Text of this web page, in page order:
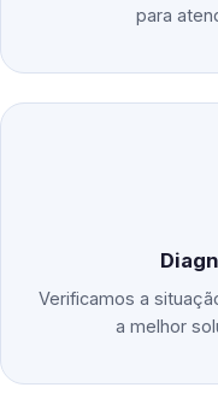
para
Verificamos a
a melhor